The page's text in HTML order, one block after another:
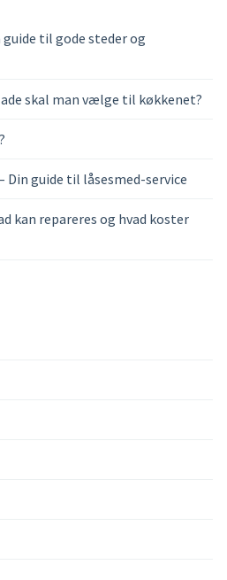
guide til gode steder og
skal man vælge til køkkenet?
Din guide til låsesmed-service
kan repareres og hvad koster